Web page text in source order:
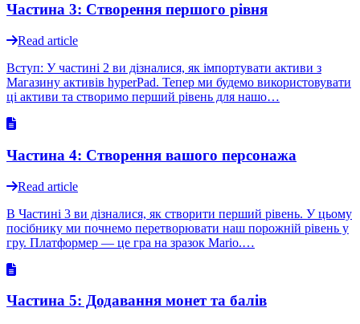
Частина 3: Створення першого рівня
Read article
Вступ: У частині 2 ви дізналися, як імпортувати активи з
Магазину активів hyperPad. Тепер ми будемо використовувати
ці активи та створимо перший рівень для нашо…
Частина 4: Створення вашого персонажа
Read article
В Частині 3 ви дізналися, як створити перший рівень. У цьому
посібнику ми почнемо перетворювати наш порожній рівень у
гру. Платформер — це гра на зразок Mario.…
Частина 5: Додавання монет та балів